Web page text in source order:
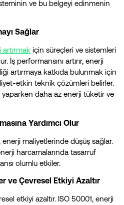
ve bu belgeyi edinmenin
Sağlar
artırmak için süreçleri ve sistemleri
İş performansını artırır, enerji
artırmaya katkıda bulunmak için
etkin teknik çözümleri belirler.
yaparken daha az enerji tüketir ve
Yardımcı Olur
enerji maliyetlerinde düşüş sağlar.
harcamalarında tasarruf
olumlu etkiler.
ve Çevresel Etkiyi Azaltır
etkiyi azaltır. ISO 50001, enerji